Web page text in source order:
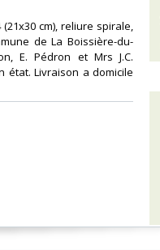
cm), reliure spirale,
de La Boissière-du-
E. Pédron et Mrs J.C.
état. Livraison a domicile